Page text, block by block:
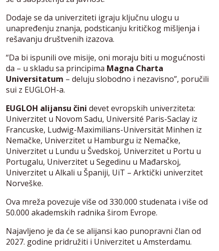
Dodaje se da univerziteti igraju ključnu ulogu u
unapređenju znanja, podsticanju kritičkog mišljenja i
rešavanju društvenih izazova.
“Da bi ispunili ove misije, oni moraju biti u mogućnosti
da – u skladu sa principima Magna Charta
Universitatum – deluju slobodno i nezavisno”, poručili
sui z EUGLOH-a.
EUGLOH alijansu čini devet evropskih univerziteta:
Univerzitet u Novom Sadu, Université Paris-Saclay iz
Francuske, Ludwig-Maximilians-Universität Minhen iz
Nemačke, Univerzitet u Hamburgu iz Nemačke,
Univerzitet u Lundu u Švedskoj, Univerzitet u Portu u
Portugalu, Univerzitet u Segedinu u Mađarskoj,
Univerzitet u Alkali u Španiji, UiT – Arktički univerzitet
Norveške.
Ova mreža povezuje više od 330.000 studenata i više od
50.000 akademskih radnika širom Evrope.
Najavljeno je da će se alijansi kao punopravni član od
2027. godine pridružiti i Univerzitet u Amsterdamu.